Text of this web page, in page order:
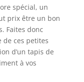
spécial, un
prix être un bon
Faites donc
de ces petites
d’un tapis de
à vos